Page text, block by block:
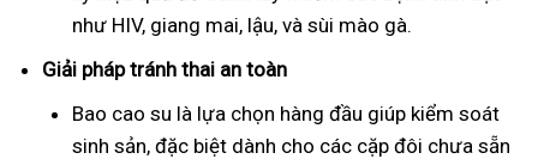
như HIV, giang mai, lậu, và sùi mào gà.
Giải pháp tránh thai an toàn
Bao cao su là lựa chọn hàng đầu giúp kiểm soát
sinh sản, đặc biệt dành cho các cặp đôi chưa sẵn